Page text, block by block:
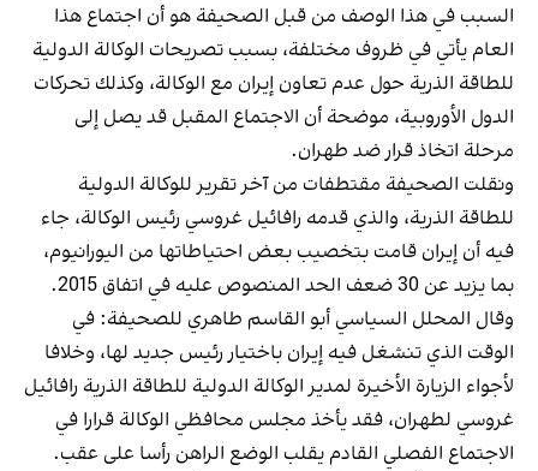
السبب في هذا الوصف من قبل الصحيفة هو أن اجتماع هذا
العام يأتي في ظروف مختلفة، بسبب تصريحات الوكالة الدولية
للطاقة الذرية حول عدم تعاون إيران مع الوكالة، وكذلك تحركات
الدول الأوروبية، موضحة أن الاجتماع المقبل قد يصل إلى
مرحلة اتخاذ قرار ضد طهران.
ونقلت الصحيفة مقتطفات من آخر تقرير للوكالة الدولية
للطاقة الذرية، والذي قدمه رافائيل غروسي رئيس الوكالة، جاء
فيه أن إيران قامت بتخصيب بعض احتياطاتها من اليورانيوم،
بما يزيد عن 30 ضعف الحد المنصوص عليه في اتفاق 2015.
وقال المحلل السياسي أبو القاسم طاهري للصحيفة: في
الوقت الذي تنشغل فيه إيران باختيار رئيس جديد لها، وخلافا
لأجواء الزيارة الأخيرة لمدير الوكالة الدولية للطاقة الذرية رافائيل
غروسي لطهران، فقد يأخذ مجلس محافظي الوكالة قرارا في
الاجتماع الفصلي القادم يقلب الوضع الراهن رأسا على عقب.